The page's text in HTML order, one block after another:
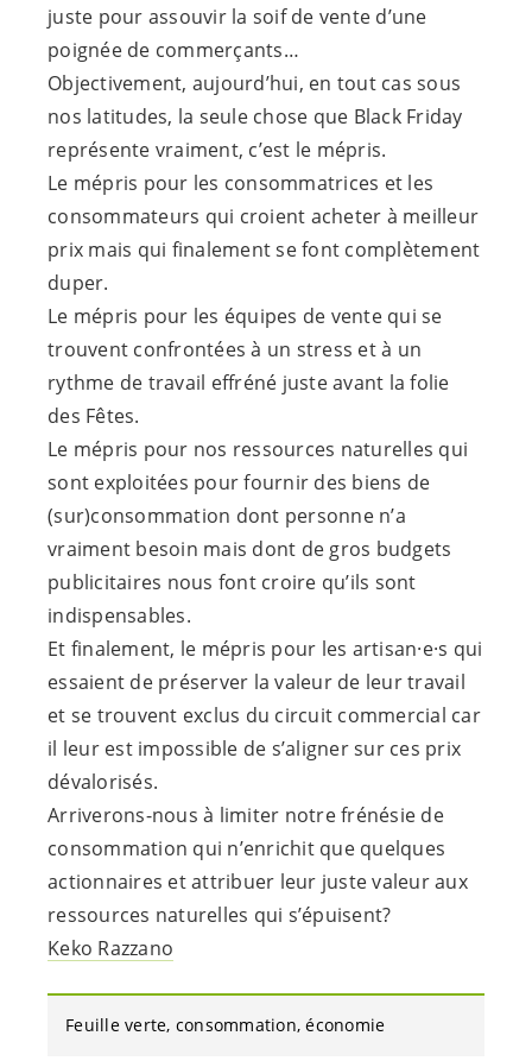
juste pour assouvir la soif de vente d’une
poignée de commerçants…
Objectivement, aujourd’hui, en tout cas sous
nos latitudes, la seule chose que Black Friday
représente vraiment, c’est le mépris.
Le mépris pour les consommatrices et les
consommateurs qui croient acheter à meilleur
prix mais qui finalement se font complètement
duper.
Le mépris pour les équipes de vente qui se
trouvent confrontées à un stress et à un
rythme de travail effréné juste avant la folie
des Fêtes.
Le mépris pour nos ressources naturelles qui
sont exploitées pour fournir des biens de
(sur)consommation dont personne n’a
vraiment besoin mais dont de gros budgets
publicitaires nous font croire qu’ils sont
indispensables.
Et finalement, le mépris pour les artisan·e·s qui
essaient de préserver la valeur de leur travail
et se trouvent exclus du circuit commercial car
il leur est impossible de s’aligner sur ces prix
dévalorisés.
Arriverons-nous à limiter notre frénésie de
consommation qui n’enrichit que quelques
actionnaires et attribuer leur juste valeur aux
ressources naturelles qui s’épuisent?
Keko Razzano
Feuille verte consommation économie